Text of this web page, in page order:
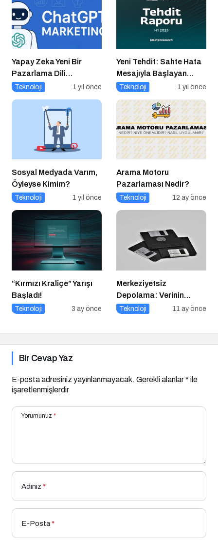
Yapay Zeka Yeni Bir
Pazarlama Dili
Konuşuyor:
Güncellemeleri ve
Markalara Yönelik
Teknoloji 1 yıl önce
Yeni Tehdit: Sahte Hata
Mesajıyla Başlayan
Siber Saldırılar
Teknoloji 1 yıl önce
Sosyal Medyada Varım,
Öyleyse Kimim?
Teknoloji 1 yıl önce
Arama Motoru
Pazarlaması Nedir?
Teknoloji 12 ay önce
“Kırmızı Kraliçe” Yarışı
Başladı!
Teknoloji 3 ay önce
Merkeziyetsiz
Depolama: Verinin
Geleceği Web3 ile
Teknoloji 11 ay önce
Bir Cevap Yaz
E-posta adresiniz yayınlanmayacak. Gerekli alanlar* ile
işaretlenmişlerdir
Yorumunuz *
Adınız *
E-Posta*